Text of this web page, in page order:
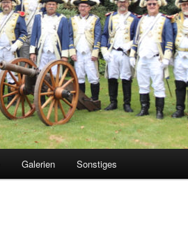
Galerien Sonstiges